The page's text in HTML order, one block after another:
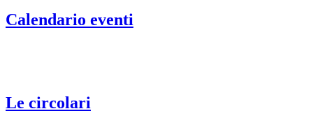
Calendario eventi
Le circolari